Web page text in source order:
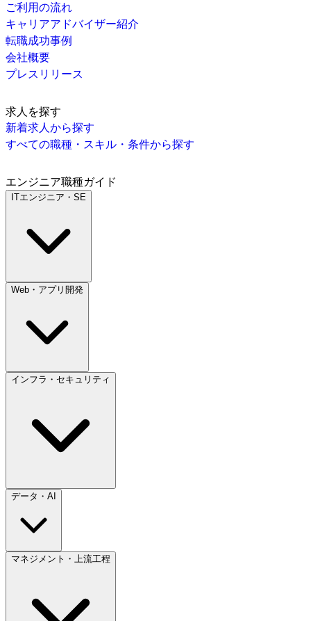
ご利用の流れ
キャリアアドバイザー紹介
転職成功事例
会社概要
プレスリリース
求人を探す
新着求人から探す
すべての職種・スキル・条件から探す
エンジニア職種ガイド
ITエンジニア・SE
Web・アプリ開発
インフラ・セキュリティ
データ・AI
マネジメント・上流工程